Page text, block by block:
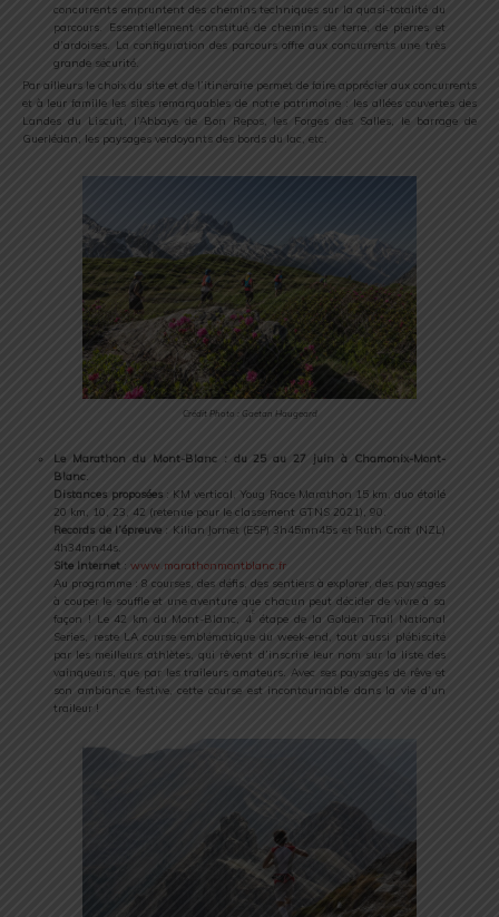
concurrents empruntent des chemins techniques sur la quasi-totalité du
parcours. Essentiellement constitué de chemins de terre, de pierres et
d’ardoises. La configuration des parcours offre aux concurrents une très
grande sécurité.
Par ailleurs le choix du site et de l’itinéraire permet de faire apprécier aux concurrents
et à leur famille les sites remarquables de notre patrimoine : les allées couvertes des
Landes du Liscuit, l’Abbaye de Bon Repos, les Forges des Salles, le barrage de
Guerlédan, les paysages verdoyants des bords du lac, etc.
Crédit Photo : Gaetan Haugeard
Le Marathon du Mont-Blanc : du 25 au 27 juin à Chamonix-Mont-
Blanc.
Distances proposées: KM vertical, Youg Race Marathon 15 km, duo étoilé
20 km, 10, 23, 42 (retenue pour le classement GTNS 2021), 90.
Records de l’épreuve : Kilian Jornet (ESP) 3h45mn45s et Ruth Croft (NZL)
4h34mn44s.
Site Internet :www.marathonmontblanc.fr
Au programme : 8 courses, des défis, des sentiers à explorer, des paysages
à couper le souffle et une aventure que chacun peut décider de vivre à sa
façon ! Le 42 km du Mont-Blanc, 4
e
étape de la Golden Trail National
Series, reste LA course emblématique du week-end, tout aussi plébiscité
par les meilleurs athlètes, qui rêvent d’inscrire leur nom sur la liste des
vainqueurs, que par les traileurs amateurs. Avec ses paysages de rêve et
son ambiance festive, cette course est incontournable dans la vie d’un
traileur !